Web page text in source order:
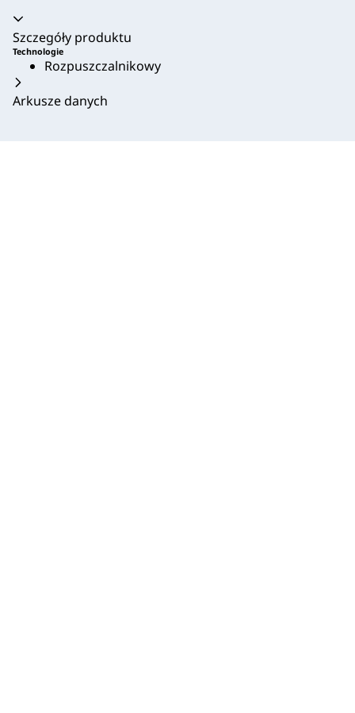
Akordeon zwinięty
Szczegóły produktu
Technologie
Rozpuszczalnikowy
Arkusze danych